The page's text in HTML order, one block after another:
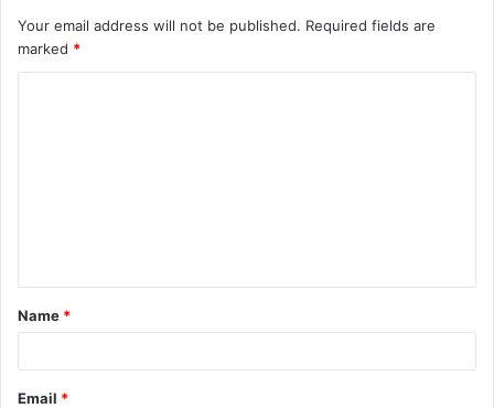
Your email address will not be published. Required fields are
marked *
t
*
Name *
Email *